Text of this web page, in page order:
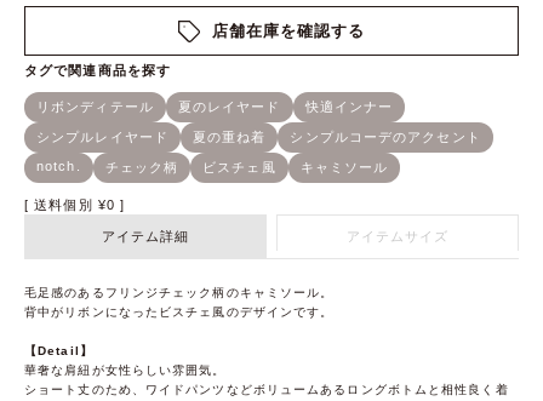
店舗在庫を確認する
送料個別 ¥0
アイテム詳細 アイテムサイズ
毛足感のあるフリンジチェック柄のキャミソール。
背中がリボンになったビスチェ風のデザインです。
【Detail】
華奢な肩紐が女性らしい雰囲気。
ショート丈のため、ワイドパンツなどボリュームあるロングボトムと相性良く着